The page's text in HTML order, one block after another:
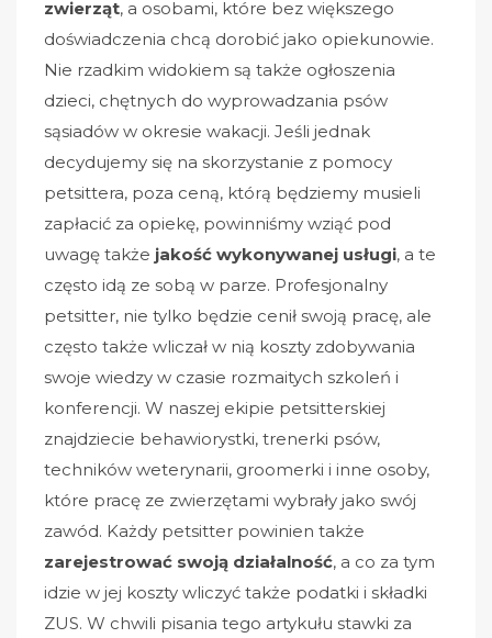
zwierząt, a osobami, które bez większego
doświadczenia chcą dorobić jako opiekunowie.
Nie rzadkim widokiem są także ogłoszenia
dzieci, chętnych do wyprowadzania psów
sąsiadów w okresie wakacji. Jeśli jednak
decydujemy się na skorzystanie z pomocy
petsittera, poza ceną, którą będziemy musieli
zapłacić za opiekę, powinniśmy wziąć pod
uwagę także jakość wykonywanej usługi, a te
często idą ze sobą w parze. Profesjonalny
petsitter, nie tylko będzie cenił swoją pracę, ale
często także wliczał w nią koszty zdobywania
swoje wiedzy w czasie rozmaitych szkoleń i
konferencji. W naszej ekipie petsitterskiej
znajdziecie behawiorystki, trenerki psów,
techników weterynarii, groomerki i inne osoby,
które pracę ze zwierzętami wybrały jako swój
zawód. Każdy petsitter powinien także
zarejestrować swoją działalność, a co za tym
idzie w jej koszty wliczyć także podatki i składki
ZUS. W chwili pisania tego artykułu stawki za